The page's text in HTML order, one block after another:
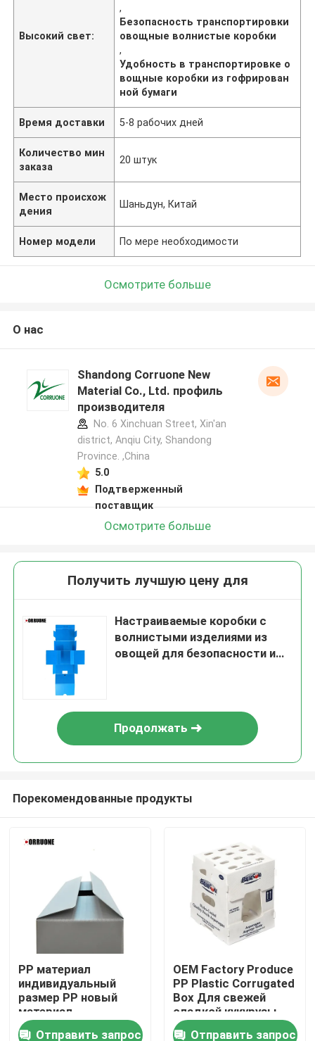
Домой
Продукты
Видеозаписи
Высокий свет:
,
Безопасность транспортировки
овощные волнистые коробки
,
Удобность в транспортировке о
вощные коробки из гофрирован
ной бумаги
Время доставки 5-8 рабочих дней
Количество мин
заказа
20 штук
Место происхож
дения
Шаньдун, Китай
Номер модели По мере необходимости
Осмотрите больше
О нас
Shandong Corruone New
Material Co., Ltd. профиль
производителя
No. 6 Xinchuan Street, Xin'an
district, Anqiu City, Shandong
Province. ,China
5.0
Подтверженный
поставщик
Осмотрите больше
Получить лучшую цену для
Настраиваемые коробки с
волнистыми изделиями из
овощей для безопасности и
Продолжать
Порекомендованные продукты
PP материал
индивидуальный
размер PP новый
материал
индивидуальный
Отправить запрос
OEM Factory Produce
PP Plastic Corrugated
Box Для свежей
сладкой кукурузы
брокколи баклажаны
Отправить запрос